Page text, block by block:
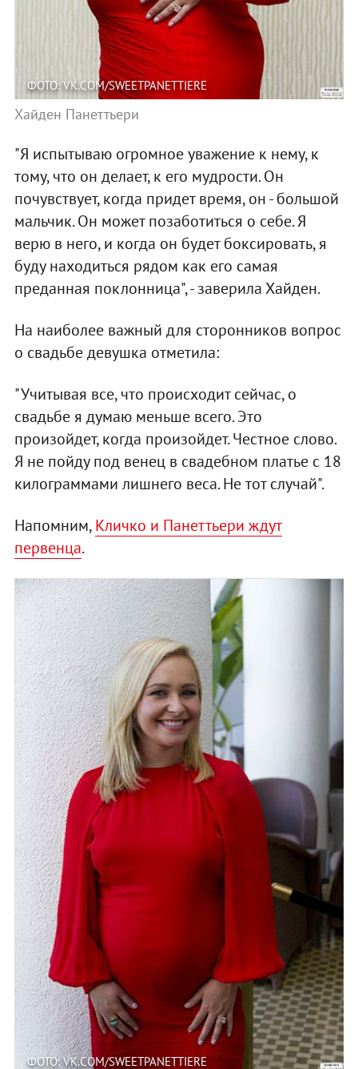
ФОТО: VK.COM/SWEETPANETTIERE
Хайден Панеттьери
"Я испытываю огромное уважение к нему, к
тому, что он делает, к его мудрости. Он
почувствует, когда придет время, он - большой
мальчик. Он может позаботиться о себе. Я
верю в него, и когда он будет боксировать, я
буду находиться рядом как его самая
преданная поклонница", - заверила Хайден.
На наиболее важный для сторонников вопрос
о свадьбе девушка отметила:
"Учитывая все, что происходит сейчас, о
свадьбе я думаю меньше всего. Это
произойдет, когда произойдет. Честное слово.
Я не пойду под венец в свадебном платье с 18
килограммами лишнего веса. Не тот случай".
Напомним,Кличко и Панеттьери ждут
первенца.
ФОТО: VK.COM/SWEETPANETTIERE